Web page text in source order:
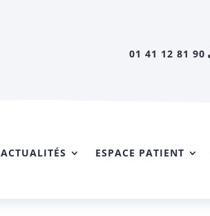
01 41 12 81 90
ACTUALITÉS ESPACE PATIENT